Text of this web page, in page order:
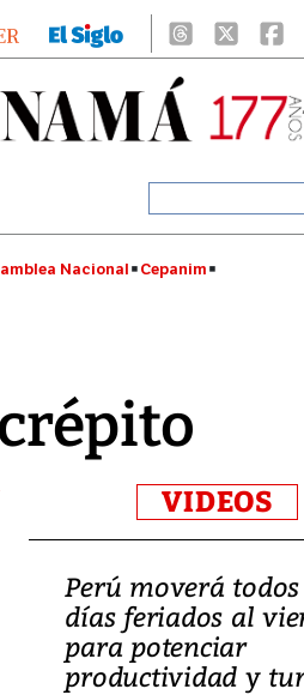
Nacional Cepanim
VIDEOS
Perú moverá
días feriados al
para potenciar
productividad y